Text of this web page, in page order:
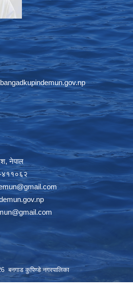
नेपाल
४११०६२
बनगाड कुपिण्डे नगरपालिका